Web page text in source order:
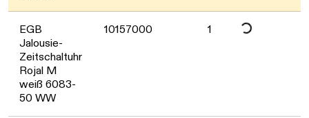
EGB
Jalousie-
Zeitschaltuhr
Rojal M
weiß 6083-
50 WW
10157000 1